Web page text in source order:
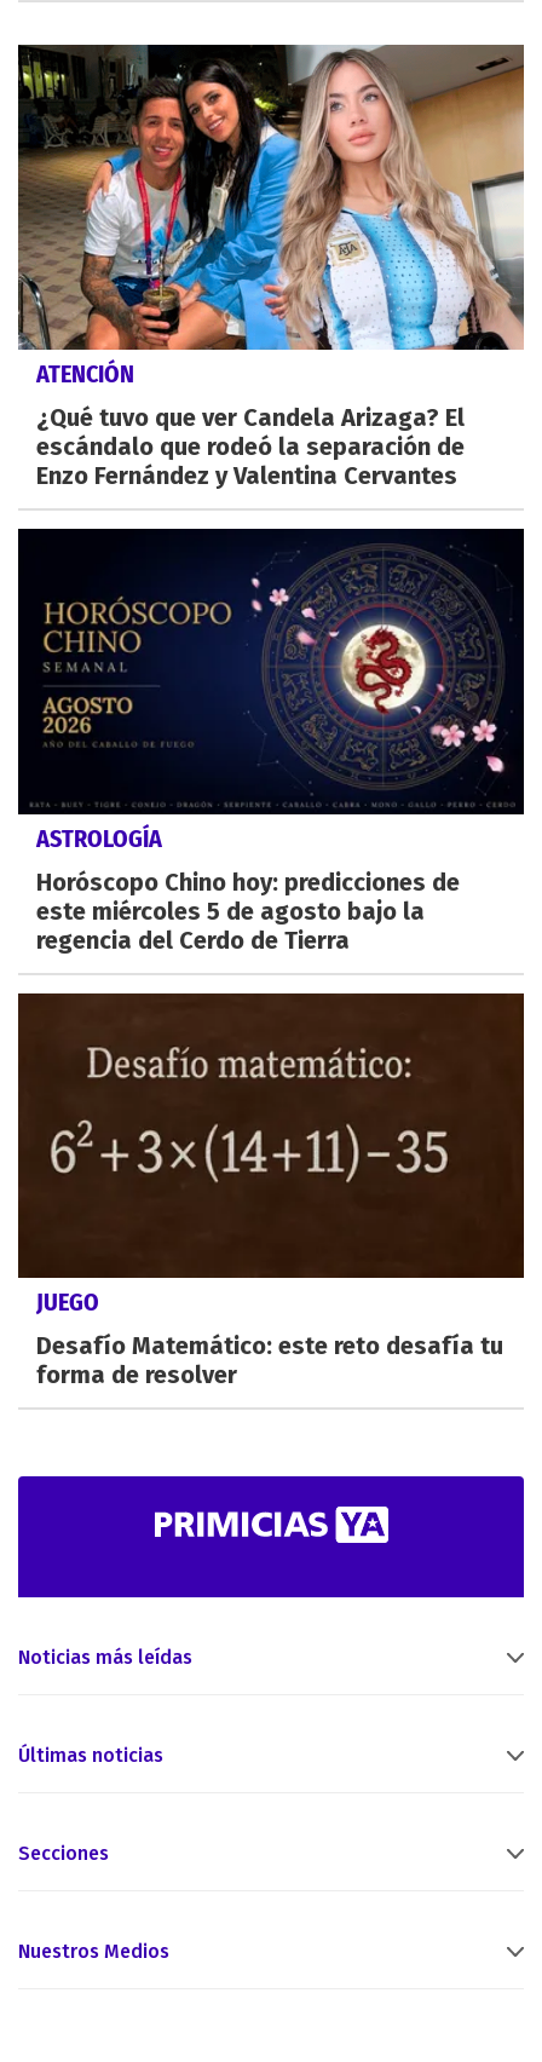
ATENCIÓN
¿Qué tuvo que ver Candela Arizaga? El
escándalo que rodeó la separación de
Enzo Fernández y Valentina Cervantes
ASTROLOGÍA
Horóscopo Chino hoy: predicciones de
este miércoles 5 de agosto bajo la
regencia del Cerdo de Tierra
JUEGO
Desafío Matemático: este reto desafía tu
forma de resolver
Noticias más leídas
Últimas noticias
Secciones
Nuestros Medios